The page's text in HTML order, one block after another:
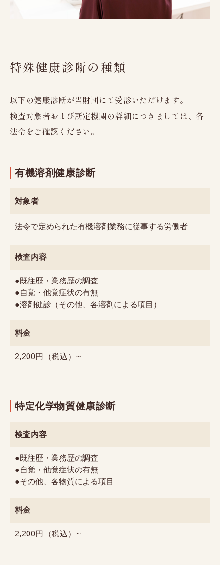
健康診断オプション検査
かしこく受診
ご予約から検査まで
検査結果の見方
料金のご案内
法人ご担当者様へ
お知らせ
機関紙
健康診断機関登録票
よくあるご質問・お問い合わせ
受診者様の権利
プライバシーポリシー
Web予約はこちら
特殊健康診断の種類
以下の健康診断が当財団にて受診いただけます。
検査対象者および所定機関の詳細につきましては、各
法令をご確認ください。
有機溶剤健康診断
対象者
法令で定められた有機溶剤業務に従事する労働者
検査内容
●既往歴・業務歴の調査
●自覚・他覚症状の有無
●溶剤健診（その他、各溶剤による項目）
料金
2,200円（税込）~
特定化学物質健康診断
検査内容
●既往歴・業務歴の調査
●自覚・他覚症状の有無
●その他、各物質による項目
料金
2,200円（税込）~